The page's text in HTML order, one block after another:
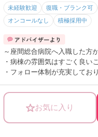
未経験歓迎 復職・ブランク可
オンコールなし
積極採用中
～座間総合病院へ入職した方
・病棟の雰囲気はすごく良い
・フォロー体制が充実して
・入社初日に付与される有給
・部長が入社初日にわざわ
お気に入り